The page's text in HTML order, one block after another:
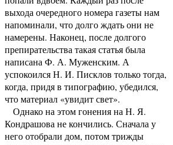
выхода очередного номера газеты нам
напоминали, что долго ждать они не
намерены. Наконец, после долгого
препирательства такая статья была
написана Ф. А. Муженским. А
успокоился Н. И. Писклов только тогда,
когда, придя в типографию, убедился,
что материал «увидит свет».
Однако на этом гонения на Н. Я.
Кондрашова не кончились. Сначала у
него отобрали дом, потом трижды